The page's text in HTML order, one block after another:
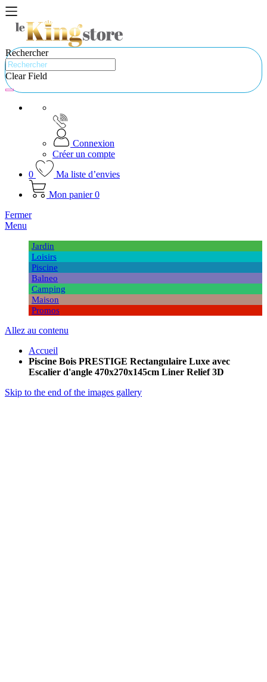
Rechercher
Clear Field
Connexion
Créer un compte
0
Ma liste d’envies
Mon panier 0
Fermer
Menu
Jardin
Loisirs
Piscine
Balneo
Camping
Maison
Promos
Allez au contenu
Accueil
Piscine Bois PRESTIGE Rectangulaire Luxe avec
Escalier d'angle 470x270x145cm Liner Relief 3D
Skip to the end of the images gallery